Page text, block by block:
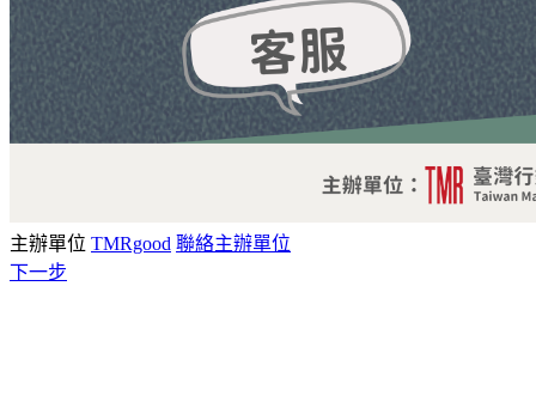
主辦單位 TMRgood 聯絡主辦單位
下一步